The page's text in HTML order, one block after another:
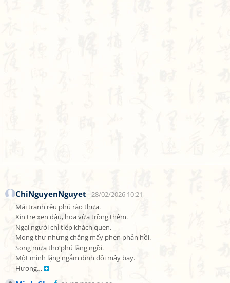
ChiNguyenNguyet
28/02/2026 10:21
Mái tranh rêu phủ rào thưa.
Xin tre xen dậu, hoa vừa trồng thêm.
Ngại người chỉ tiếp khách quen.
Mong thư nhưng chẳng mấy phen phản hồi.
Song mưa thơ phú lặng ngồi.
Một mình lặng ngắm đỉnh đồi mây bay.
Hương…